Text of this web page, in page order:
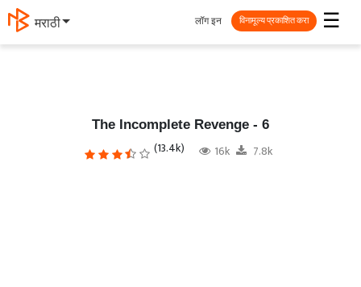
मराठी ☰
लॉग इन विनामूल्य प्रकाशित करा
The Incomplete Revenge - 6
(13.4k) 16k 7.8k